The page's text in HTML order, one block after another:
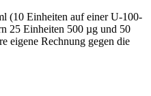
(10 Einheiten auf einer U-100-
25 Einheiten 500 µg und 50
eigene Rechnung gegen die